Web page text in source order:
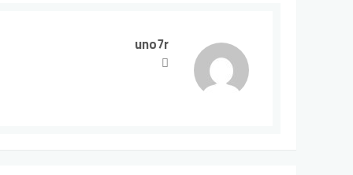
uno7r